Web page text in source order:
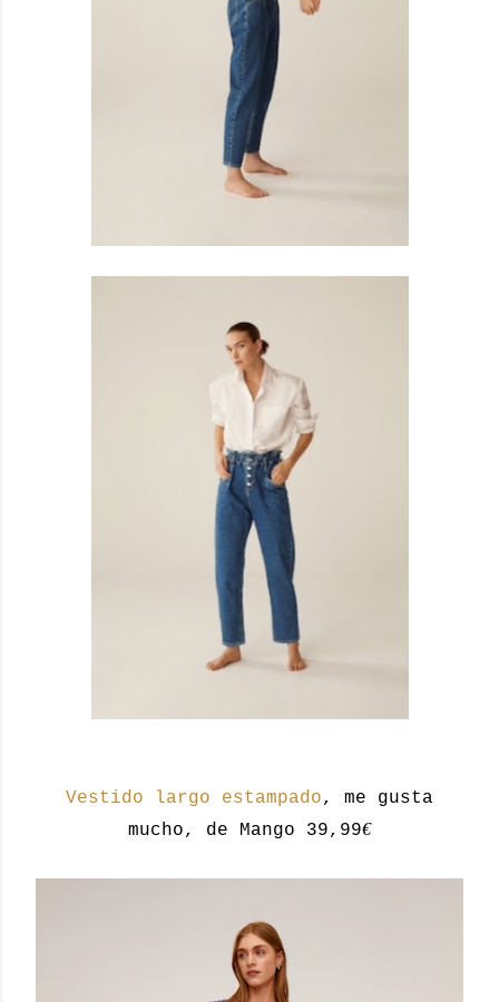
Vestido largo estampado, me gusta
mucho, de Mango 39,99€